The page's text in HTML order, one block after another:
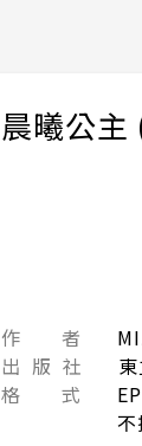
晨曦公主
作 者
出 版 社
格 式